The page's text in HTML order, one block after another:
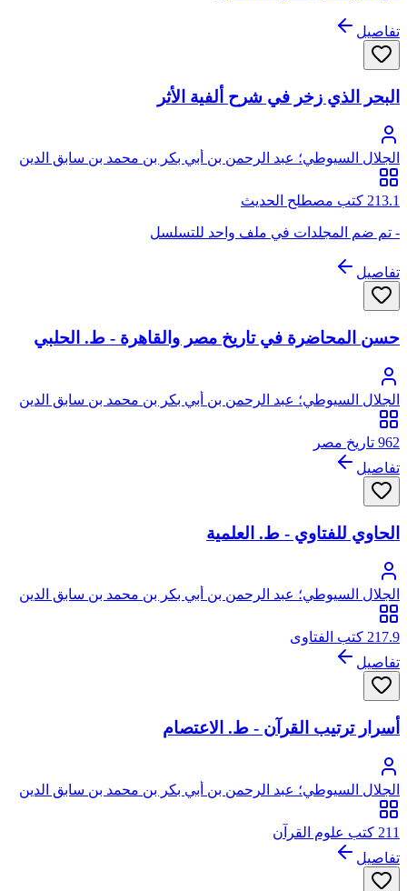
تفاصيل
البحر الذي زخر في شرح ألفية الأثر
الجلال السيوطي؛ عبد الرحمن بن أبي بكر بن محمد بن سابق الدين
الخضيري السيوطي، جلال الدين
213.1 كتب مصطلح الحديث
- تم ضم المجلدات في ملف واحد للتسلسل
تفاصيل
حسن المحاضرة في تاريخ مصر والقاهرة - ط. الحلبي
الجلال السيوطي؛ عبد الرحمن بن أبي بكر بن محمد بن سابق الدين
الخضيري السيوطي، جلال الدين
962 تاريخ مصر
تفاصيل
الحاوي للفتاوي - ط. العلمية
الجلال السيوطي؛ عبد الرحمن بن أبي بكر بن محمد بن سابق الدين
الخضيري السيوطي، جلال الدين
217.9 كتب الفتاوى
تفاصيل
أسرار ترتيب القرآن - ط. الاعتصام
الجلال السيوطي؛ عبد الرحمن بن أبي بكر بن محمد بن سابق الدين
الخضيري السيوطي، جلال الدين
211 كتب علوم القرآن
تفاصيل